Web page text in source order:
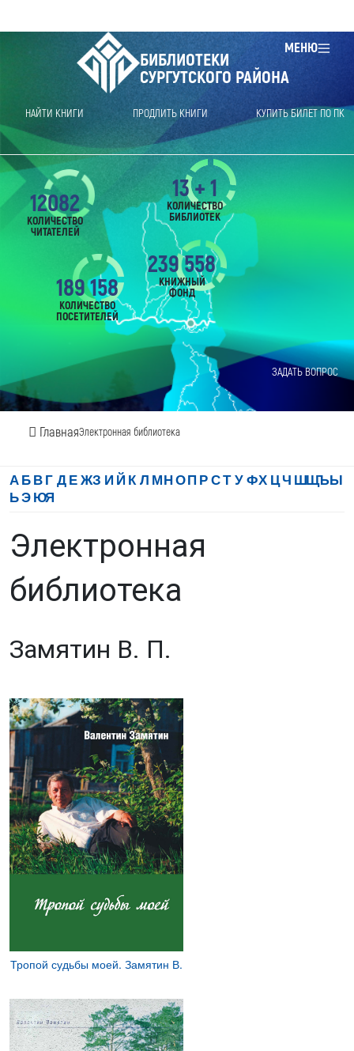
МЕНЮ
БИБЛИОТЕКИ
СУРГУТСКОГО РАЙОНА
НАЙТИ КНИГИ ПРОДЛИТЬ КНИГИ КУПИТЬ БИЛЕТ ПО ПК
ЗАДАТЬ ВОПРОС
ГлавнаяЭлектронная библиотека
12082
КОЛИЧЕСТВО
ЧИТАТЕЛЕЙ
189 158
КОЛИЧЕСТВО
ПОСЕТИТЕЛЕЙ
239 558
КНИЖНЫЙ
ФОНД
13 + 1
КОЛИЧЕСТВО
БИБЛИОТЕК
АБВГ ДЕЖЗ И Й К Л МНОП РСТ УФХ ЦЧ ШЩЪЫ
ЬЭЮЯ
Электронная
библиотека
Замятин В. П.
Тропой судьбы моей. Замятин В.